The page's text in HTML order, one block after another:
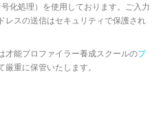
号化処理）を使用しております。ご入力
レスの送信はセキュリティで保護され
才能プロファイラー養成スクールのプ
厳重に保管いたします。